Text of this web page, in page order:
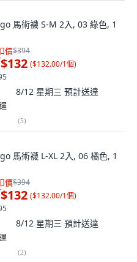
馬術襪 S-M 2入, 03 綠色, 1
價$394
$132 ($132.00/1個)
8/12 星期三 預計送達
(5)
馬術襪 L-XL 2入, 06 橘色, 1
價$394
$132 ($132.00/1個)
8/12 星期三 預計送達
(2)